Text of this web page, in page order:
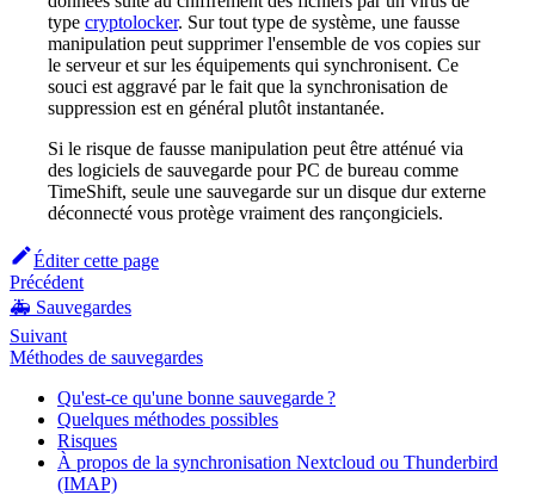
type cryptolocker. Sur tout type de système, une fausse
manipulation peut supprimer l'ensemble de vos copies sur
le serveur et sur les équipements qui synchronisent. Ce
souci est aggravé par le fait que la synchronisation de
suppression est en général plutôt instantanée.
Si le risque de fausse manipulation peut être atténué via
des logiciels de sauvegarde pour PC de bureau comme
TimeShift, seule une sauvegarde sur un disque dur externe
déconnecté vous protège vraiment des rançongiciels.
Éditer cette page
Précédent
🚑 Sauvegardes
Suivant
Méthodes de sauvegardes
Qu'est-ce qu'une bonne sauvegarde ?
Quelques méthodes possibles
Risques
À propos de la synchronisation Nextcloud ou Thunderbird
(IMAP)